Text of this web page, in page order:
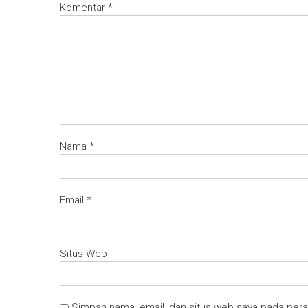
Komentar *
Nama *
Email *
Situs Web